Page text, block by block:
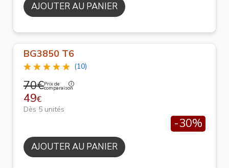
AJOUTER AU PANIER
BG3850 T6
(10)
70€Prix de
comparaison
49€
Dès 5 unités
-30%
AJOUTER AU PANIER